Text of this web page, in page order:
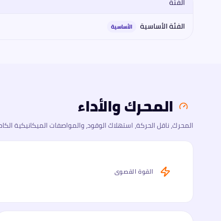
الفئة الأساسية
الأساسية
المحرك والأداء
المحرك، ناقل الحركة، استهلاك الوقود، والمواصفات الميكانيكية
القوة القصوى